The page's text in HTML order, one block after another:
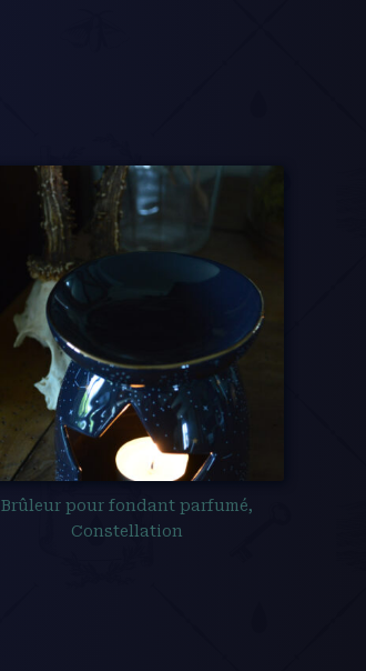
Brûleur pour fondant parfumé,
Constellation